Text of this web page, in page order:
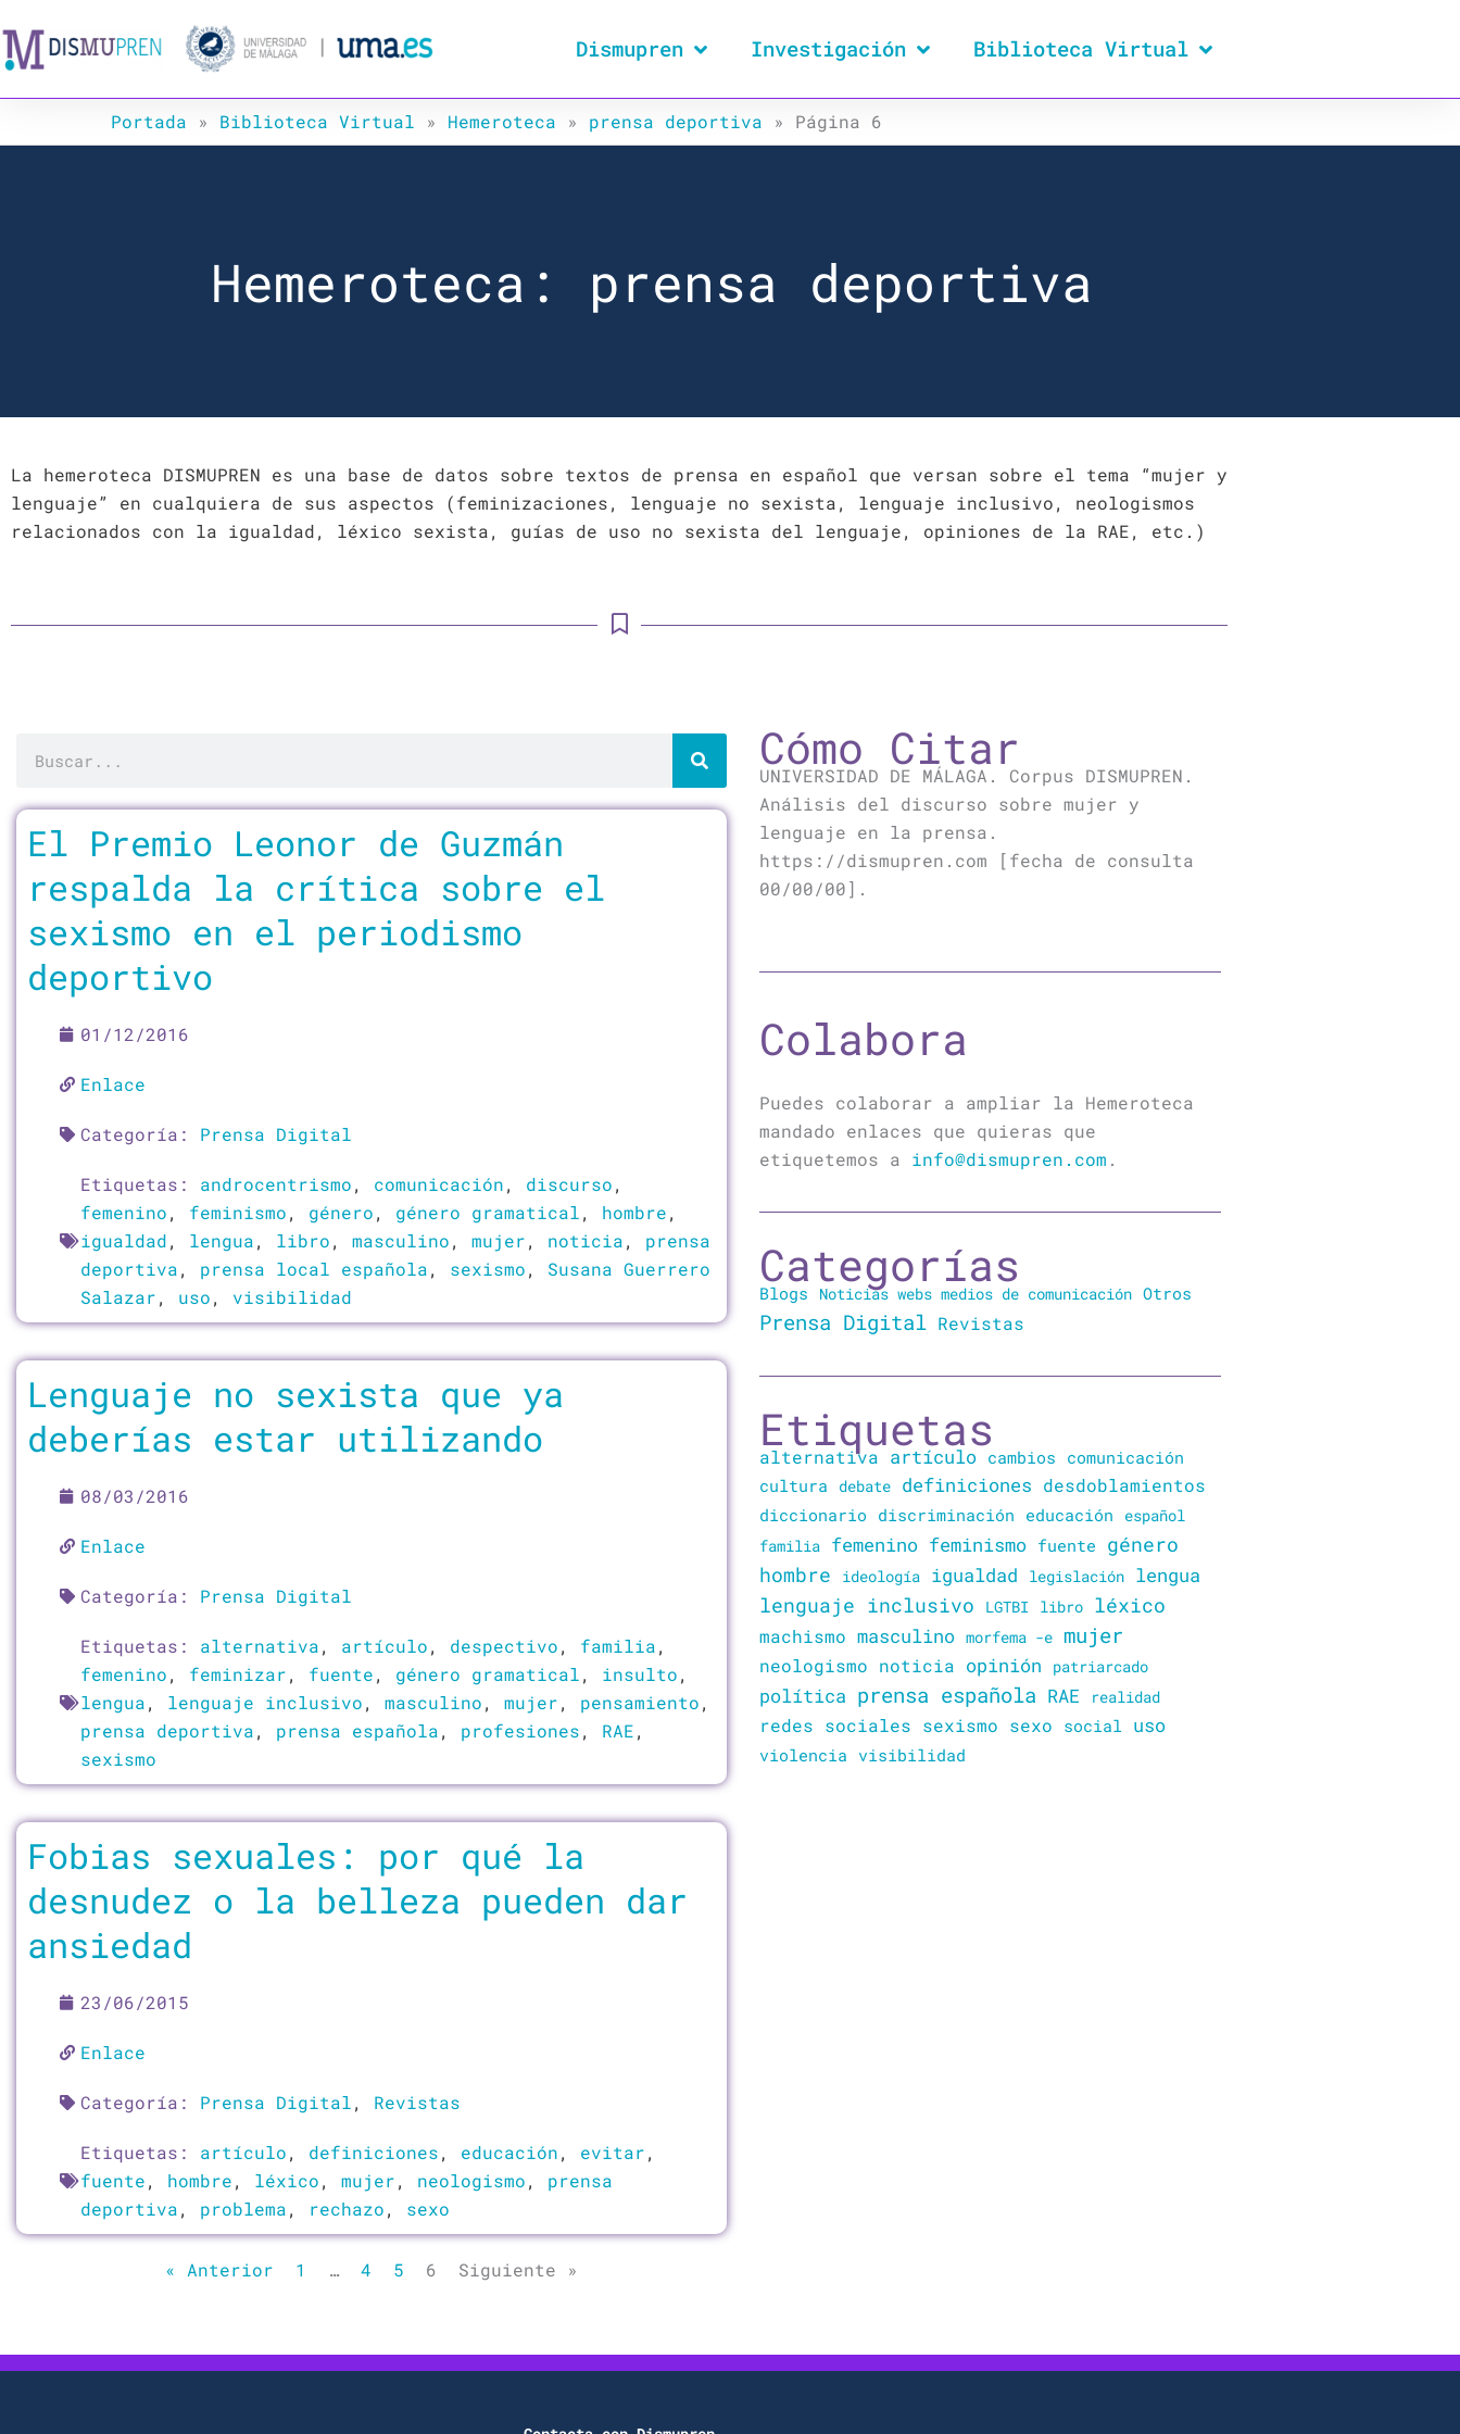
al
contenido
Dismupren Investigación Biblioteca Virtual
Portada » Biblioteca Virtual » Hemeroteca » prensa deportiva » Página 6
Hemeroteca: prensa deportiva
La hemeroteca DISMUPREN es una base de datos sobre textos de prensa en español que versan sobre el tema “mujer y
lenguaje” en cualquiera de sus aspectos (feminizaciones, lenguaje no sexista, lenguaje inclusivo, neologismos
relacionados con la igualdad, léxico sexista, guías de uso no sexista del lenguaje, opiniones de la RAE, etc.)
El Premio Leonor de Guzmán
respalda la crítica sobre el
sexismo en el periodismo
deportivo
01/12/2016
Enlace
Categoría: Prensa Digital
Etiquetas: androcentrismo, comunicación, discurso,
femenino, feminismo, género, género gramatical, hombre,
igualdad, lengua, libro, masculino, mujer, noticia, prensa
deportiva, prensa local española, sexismo, Susana Guerrero
Salazar, uso, visibilidad
Lenguaje no sexista que ya
deberías estar utilizando
08/03/2016
Enlace
Categoría: Prensa Digital
Etiquetas: alternativa, artículo, despectivo, familia,
femenino, feminizar, fuente, género gramatical, insulto,
lengua, lenguaje inclusivo, masculino, mujer, pensamiento,
prensa deportiva, prensa española, profesiones, RAE,
sexismo
Fobias sexuales: por qué la
desnudez o la belleza pueden dar
ansiedad
23/06/2015
Enlace
Categoría: Prensa Digital, Revistas
Etiquetas: artículo, definiciones, educación, evitar,
fuente, hombre, léxico, mujer, neologismo, prensa
deportiva, problema, rechazo, sexo
« Anterior 1 … 4 5 6 Siguiente »
Cómo Citar
UNIVERSIDAD DE MÁLAGA. Corpus DISMUPREN.
Análisis del discurso sobre mujer y
lenguaje en la prensa.
https://dismupren.com [fecha de consulta
00/00/00].
Colabora
Puedes colaborar a ampliar la Hemeroteca
mandado enlaces que quieras que
etiquetemos a info@dismupren.com .
Categorías
Blogs Noticias webs medios de comunicación Otros
Prensa Digital Revistas
Etiquetas
alternativa artículo cambios comunicación
cultura debate definiciones desdoblamientos
diccionario discriminación educación
español
familia femenino feminismo fuente
género
hombre
ideología igualdad legislación lengua
lenguaje inclusivo LGTBI libro léxico
machismo masculino morfema -e mujer
neologismo noticia opinión patriarcado
política prensa española RAE realidad
redes sociales sexismo sexo social uso
violencia visibilidad